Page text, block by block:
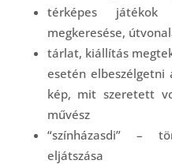
térképes
megkeresése,
tárlat, kiállítás
esetén
kép, mit szeretett
művész
“színházasdi” –
eljátszása